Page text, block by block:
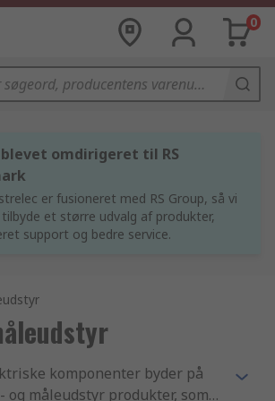
0
blevet omdirigeret til RS
er fusioneret med RS Group, så vi
tilbyde et større udvalg af produkter,
support og bedre service.
komponenter byder på
og måleudstyr produkter, som